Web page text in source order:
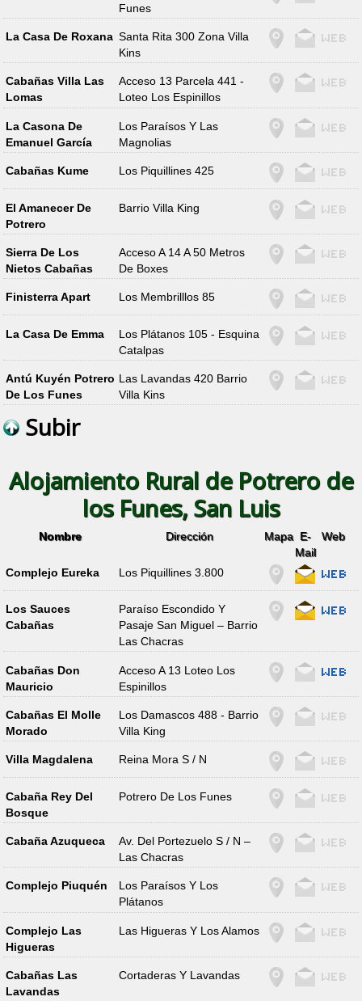
Funes
La Casa De Roxana Santa Rita 300 Zona Villa
Kins
Cabañas Villa Las
Lomas
Acceso 13 Parcela 441 -
Loteo Los Espinillos
La Casona De
Emanuel García
Los Paraísos Y Las
Magnolias
Cabañas Kume Los Piquillines 425
El Amanecer De
Potrero
Barrio Villa King
Sierra De Los
Nietos Cabañas
Acceso A 14 A 50 Metros
De Boxes
Finisterra Apart Los Membrilllos 85
La Casa De Emma
Los Plátanos 105 - Esquina
Catalpas
Antú Kuyén Potrero
De Los Funes
Las Lavandas 420 Barrio
Villa Kins
Subir
Alojamiento Rural de Potrero de
los Funes, San Luis
Nombre Dirección Mapa E-
Mail
Web
Complejo Eureka Los Piquillines 3.800
Los Sauces
Cabañas
Paraíso Escondido Y
Pasaje San Miguel – Barrio
Las Chacras
Cabañas Don
Mauricio
Acceso A 13 Loteo Los
Espinillos
Cabañas El Molle
Morado
Los Damascos 488 - Barrio
Villa King
Villa Magdalena Reina Mora S / N
Cabaña Rey Del
Bosque
Potrero De Los Funes
Cabaña Azuqueca
Av. Del Portezuelo S / N –
Las Chacras
Complejo Piuquén
Los Paraísos Y Los
Plátanos
Complejo Las
Higueras
Las Higueras Y Los Alamos
Cabañas Las
Lavandas
Cortaderas Y Lavandas